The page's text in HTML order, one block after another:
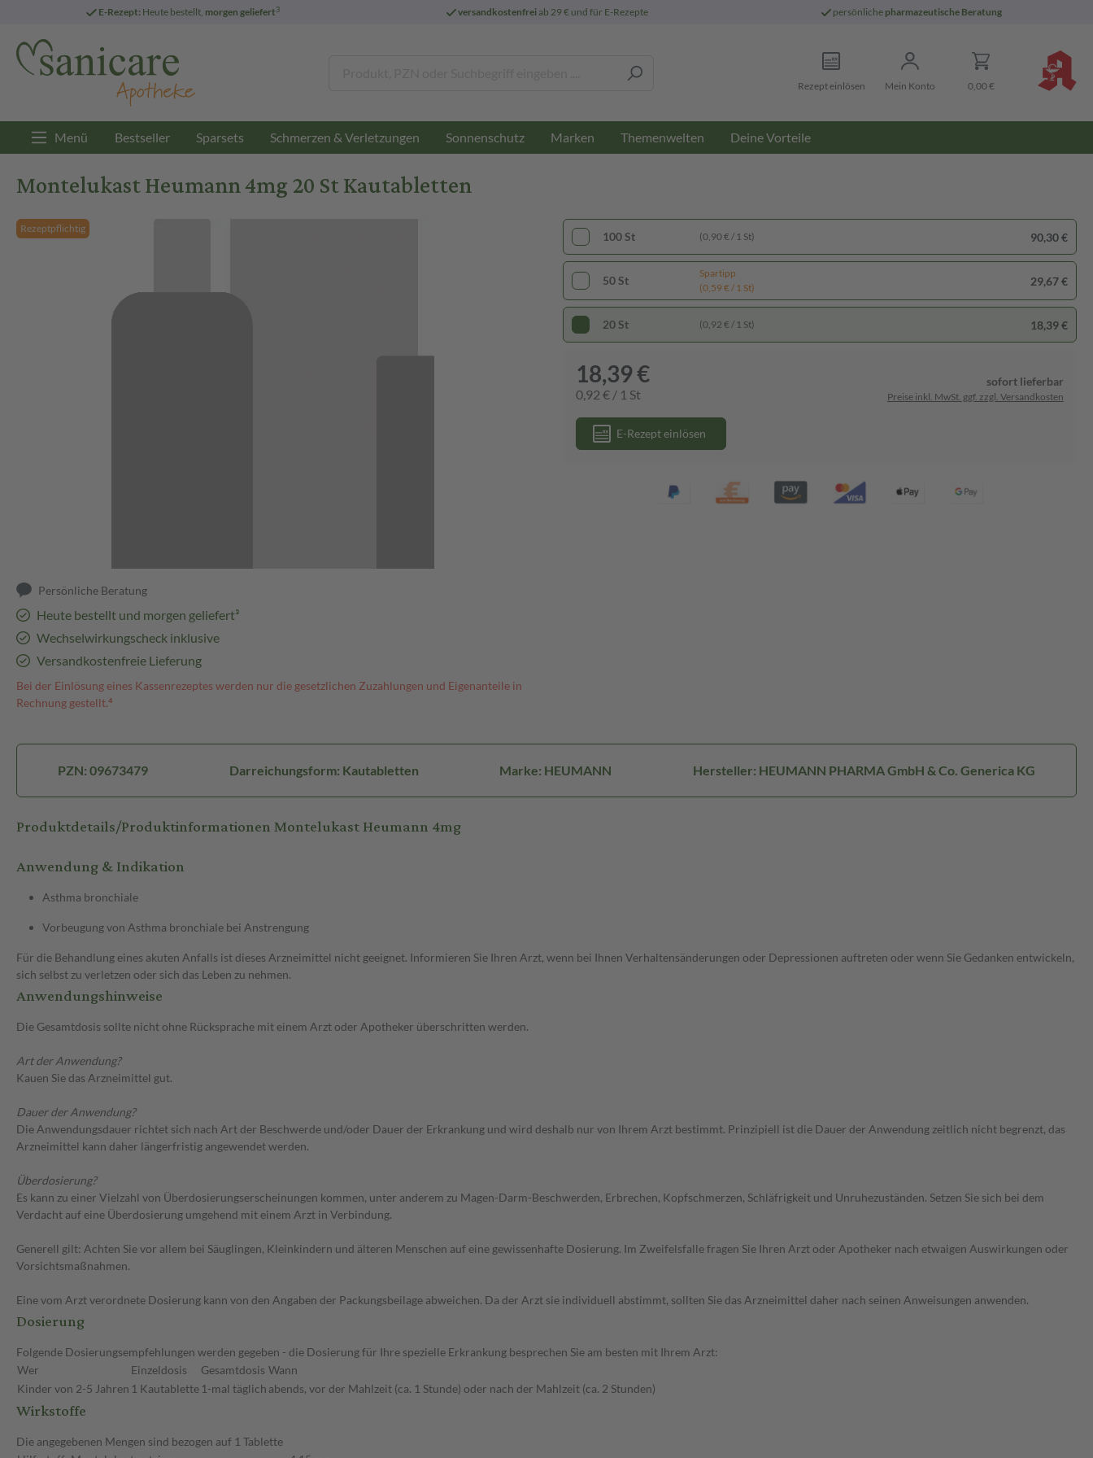
E-Rezept: Heute bestellt, morgen geliefert3 versandkostenfreiab 29 € und für E-Rezepte persönliche pharmazeutische Beratung
Rezept einlösen Mein Konto 0,00 €
Menü Bestseller Sparsets Schmerzen & Verletzungen Sonnenschutz Marken Themenwelten Deine Vorteile
Montelukast Heumann 4mg 20 St Kautabletten
Rezeptpflichtig
Persönliche Beratung
Heute bestellt und morgen geliefert³
Wechselwirkungscheck inklusive
Versandkostenfreie Lieferung
Bei der Einlösung eines Kassenrezeptes werden nur die gesetzlichen Zuzahlungen und Eigenanteile in
Rechnung gestellt.⁴
100 St (0,90 € / 1 St) 90,30 €
50 St
Spartipp
(0,59 € / 1 St)
29,67 €
20 St (0,92 € / 1 St) 18,39 €
18,39 €
0,92 € / 1 St
sofort lieferbar
Preise inkl. MwSt. ggf. zzgl. Versandkosten
E-Rezept einlösen
PZN: 09673479 Darreichungsform: Kautabletten Marke: HEUMANN Hersteller: HEUMANN PHARMA GmbH & Co. Generica KG
Produktdetails/Produktinformationen Montelukast Heumann 4mg
Anwendung & Indikation
Asthma bronchiale
Vorbeugung von Asthma bronchiale bei Anstrengung
Für die Behandlung eines akuten Anfalls ist dieses Arzneimittel nicht geeignet. Informieren Sie Ihren Arzt, wenn bei Ihnen Verhaltensänderungen oder Depressionen auftreten oder wenn Sie Gedanken entwickeln,
sich selbst zu verletzen oder sich das Leben zu nehmen.
Anwendungshinweise
Die Gesamtdosis sollte nicht ohne Rücksprache mit einem Arzt oder Apotheker überschritten werden.
Art der Anwendung?
Kauen Sie das Arzneimittel gut.
Dauer der Anwendung?
Die Anwendungsdauer richtet sich nach Art der Beschwerde und/oder Dauer der Erkrankung und wird deshalb nur von Ihrem Arzt bestimmt. Prinzipiell ist die Dauer der Anwendung zeitlich nicht begrenzt, das
Arzneimittel kann daher längerfristig angewendet werden.
Überdosierung?
Es kann zu einer Vielzahl von Überdosierungserscheinungen kommen, unter anderem zu Magen-Darm-Beschwerden, Erbrechen, Kopfschmerzen, Schläfrigkeit und Unruhezuständen. Setzen Sie sich bei dem
Verdacht auf eine Überdosierung umgehend mit einem Arzt in Verbindung.
Generell gilt: Achten Sie vor allem bei Säuglingen, Kleinkindern und älteren Menschen auf eine gewissenhafte Dosierung. Im Zweifelsfalle fragen Sie Ihren Arzt oder Apotheker nach etwaigen Auswirkungen oder
Vorsichtsmaßnahmen.
Eine vom Arzt verordnete Dosierung kann von den Angaben der Packungsbeilage abweichen. Da der Arzt sie individuell abstimmt, sollten Sie das Arzneimittel daher nach seinen Anweisungen anwenden.
Dosierung
Folgende Dosierungsempfehlungen werden gegeben - die Dosierung für Ihre spezielle Erkrankung besprechen Sie am besten mit Ihrem Arzt:
Wer
Einzeldosis Gesamtdosis Wann
Kinder von 2-5 Jahren 1 Kautablette 1-mal täglich abends, vor der Mahlzeit (ca. 1 Stunde) oder nach der Mahlzeit (ca. 2 Stunden)
Wirkstoffe
Die angegebenen Mengen sind bezogen auf 1 Tablette